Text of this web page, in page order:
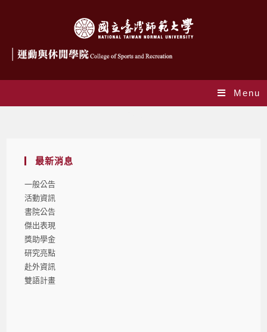
Menu
最新消息
一般公告
活動資訊
書院公告
傑出表現
獎助學金
研究亮點
赴外資訊
雙語計畫